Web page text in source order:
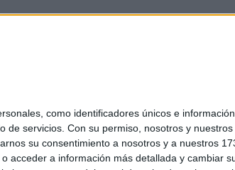
como identificadores únicos e
de servicios. Con su permiso, nosotros y
su consentimiento a nosotros y a nuestros
acceder a información más detallada y cambiar
de cookies